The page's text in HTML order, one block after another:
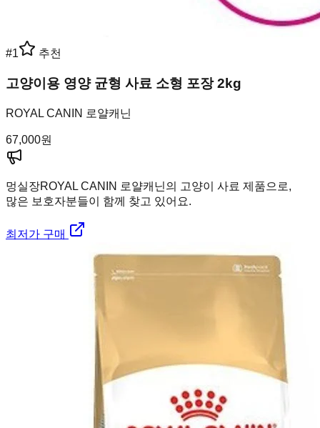
#1 추천
고양이용 영양 균형 사료 소형 포장 2kg
ROYAL CANIN 로얄캐닌
67,000원
멍실장ROYAL CANIN 로얄캐닌의 고양이 사료 제품으로,
많은 보호자분들이 함께 찾고 있어요.
최저가 구매